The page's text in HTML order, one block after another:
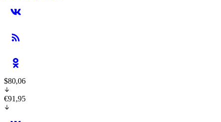
$80,06
€91,95